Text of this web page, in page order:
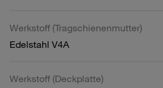
Werkstoff (Tragschienenmutter)
Edelstahl V4A
Werkstoff (Deckplatte)